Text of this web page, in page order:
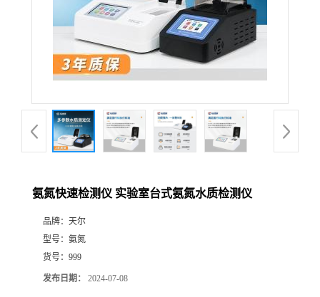
氨氮快速检测仪 实验室台式氨氮水质检测仪
品牌： 天尔
型号： 氨氮
货号： 999
发布日期： 2024-07-08